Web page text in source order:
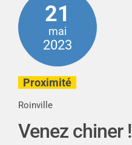
21
mai
2023
Proximité
Roinville
Venez chiner !